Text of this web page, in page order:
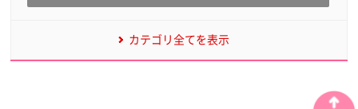
カテゴリ全てを表示